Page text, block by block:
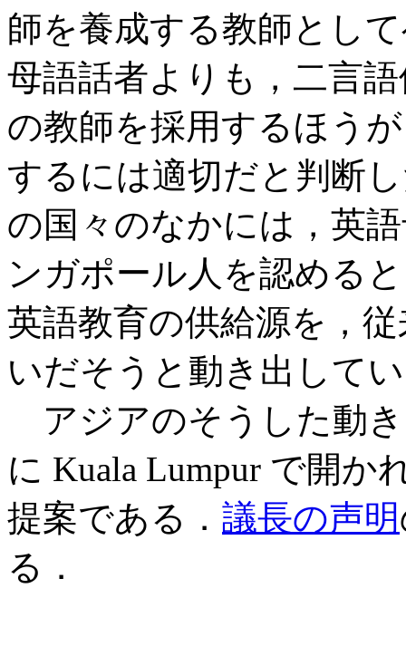
師を養成する教師とし
母語話者よりも，二言
の教師を採用するほう
するには適切だと判断
の国々のなかには，英
ンガポール人を認める
英語教育の供給源を，
いだそうと動き出して
アジアのそうした動き
に Kuala Lumpur で開か
提案である． 議長の声明
る．